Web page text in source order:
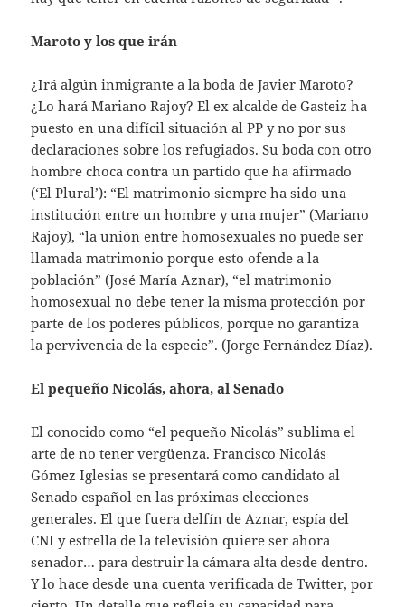
Maroto y los que irán
¿Irá algún inmigrante a la boda de Javier Maroto?
¿Lo hará Mariano Rajoy? El ex alcalde de Gasteiz ha
puesto en una difícil situación al PP y no por sus
declaraciones sobre los refugiados. Su boda con otro
hombre choca contra un partido que ha afirmado
(‘El Plural’): “El matrimonio siempre ha sido una
institución entre un hombre y una mujer” (Mariano
Rajoy), “la unión entre homosexuales no puede ser
llamada matrimonio porque esto ofende a la
población” (José María Aznar), “el matrimonio
homosexual no debe tener la misma protección por
parte de los poderes públicos, porque no garantiza
la pervivencia de la especie”. (Jorge Fernández Díaz).
El pequeño Nicolás, ahora, al Senado
El conocido como “el pequeño Nicolás” sublima el
arte de no tener vergüenza. Francisco Nicolás
Gómez Iglesias se presentará como candidato al
Senado español en las próximas elecciones
generales. El que fuera delfín de Aznar, espía del
CNI y estrella de la televisión quiere ser ahora
senador… para destruir la cámara alta desde dentro.
Y lo hace desde una cuenta verificada de Twitter, por